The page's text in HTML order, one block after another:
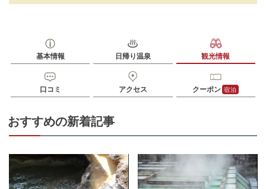
基本情報 日帰り温泉 観光情報
口コミ アクセス クーポン 宿泊
おすすめの新着記事